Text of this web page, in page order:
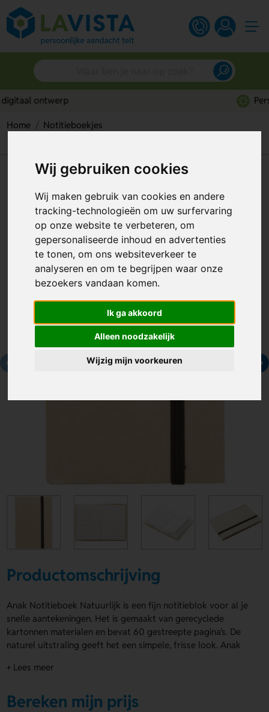
Wij gebruiken cookies
Wij maken gebruik van cookies en andere
tracking-technologieën om uw surfervaring
op onze website te verbeteren, om
gepersonaliseerde inhoud en advertenties
te tonen, om ons websiteverkeer te
analyseren en om te begrijpen waar onze
bezoekers vandaan komen.
Ik ga akkoord
Alleen noodzakelijk
Wijzig mijn voorkeuren
Home
Notitieboekjes
Natuurlijk notitieboek voor
elke dag
Artikelnummer: 257285
Productomschrijving
Anak Notitieboek Natuurlijk is een fijn notitieblok voor al je
snelle aantekeningen. Het is gemaakt van gerecyclede
kartonnen materialen en bevat 60 gestreepte pagina's. De
naturel uitstraling geeft het een simpele, frisse look. Anak
in de hand. Laat het bedrukken op de Voorzijde of
je het helemaal van jou. Bestel of vraag een prijs op.
+ Lees meer
Bereken mijn prijs